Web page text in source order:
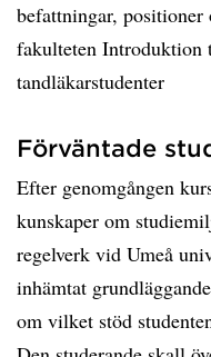
befattningar,
fakulteten
tandläkarstudenter
Förväntade
Efter genomgången
kunskaper om
regelverk vid Umeå
inhämtat
om vilket stöd